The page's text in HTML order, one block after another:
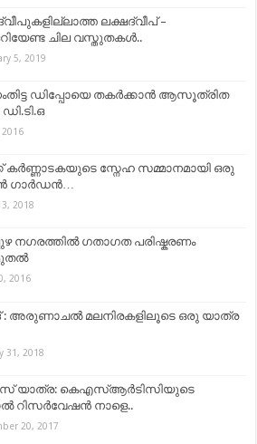
ലക്ഷദ്വീപ് –
ചില വസ്തുതകൾ..
5, 2019
ഡിപ്പോയെ തകർക്കാൻ ആസൂത്രിത
ഡി.ടി.ഒ
2016
കർണ്ണാടകയുടെ സ്നേഹ സമ്മാനമായി ഒരു
ഗാര്‍ഡന്‍…
2018
നഗരത്തിൽ ഗതാഗത പരിഷ്കരണം
2016
: അരുണാചൽ മലനിരകളിലൂടെ ഒരു യാത്ര
31, 2018
യാത്ര: കെഎസ്ആർടിസിയുടെ
റിസർവേഷൻ നാളെ..
20, 2017